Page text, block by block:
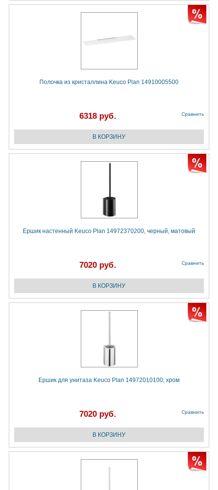
Полочка из кристаллина Keuco Plan 14910005500
6318 руб. Сравнить
Ершик настенный Keuco Plan 14972370200, черный, матовый
7020 руб. Сравнить
Ершик для унитаза Keuco Plan 14972010100, хром
7020 руб. Сравнить